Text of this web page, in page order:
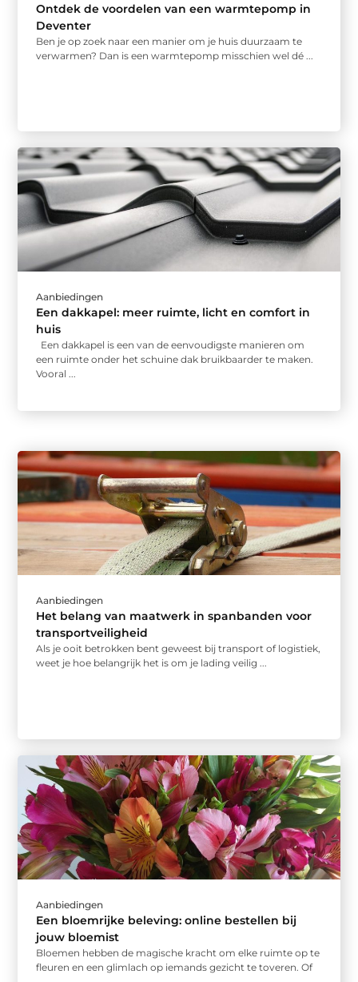
Ontdek de voordelen van een warmtepomp in
Deventer
Ben je op zoek naar een manier om je huis duurzaam te
verwarmen? Dan is een warmtepomp misschien wel dé ...
Aanbiedingen
Een dakkapel: meer ruimte, licht en comfort in
huis
Een dakkapel is een van de eenvoudigste manieren om
een ruimte onder het schuine dak bruikbaarder te maken.
Vooral ...
Aanbiedingen
Het belang van maatwerk in spanbanden voor
transportveiligheid
Als je ooit betrokken bent geweest bij transport of logistiek,
weet je hoe belangrijk het is om je lading veilig ...
Aanbiedingen
Een bloemrijke beleving: online bestellen bij
jouw bloemist
Bloemen hebben de magische kracht om elke ruimte op te
fleuren en een glimlach op iemands gezicht te toveren. Of